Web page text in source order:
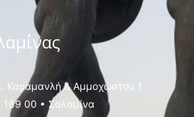
Καραμανλή & Αμμοχώστου 1
189 00 • Σαλαμίνα